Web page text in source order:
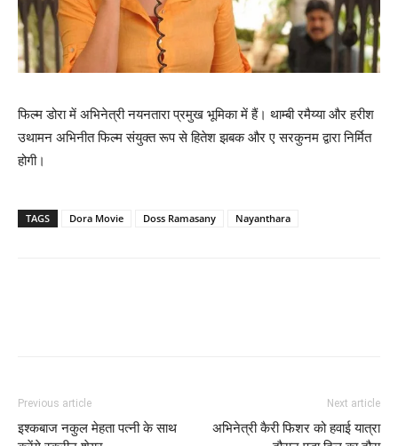
फिल्म डोरा में अभिनेत्री नयनतारा प्रमुख भूमिका में हैं। थाम्बी रमैय्या और हरीश
उथामन अभिनीत फिल्म संयुक्त रूप से हितेश झबक और ए सरकुनम द्वारा निर्मित
होगी।
TAGS Dora Movie Doss Ramasany Nayanthara
Previous article
इश्‍कबाज नकुल मेहता पत्‍नी के साथ
Next article
अभिनेत्री कैरी फिशर को हवाई यात्रा